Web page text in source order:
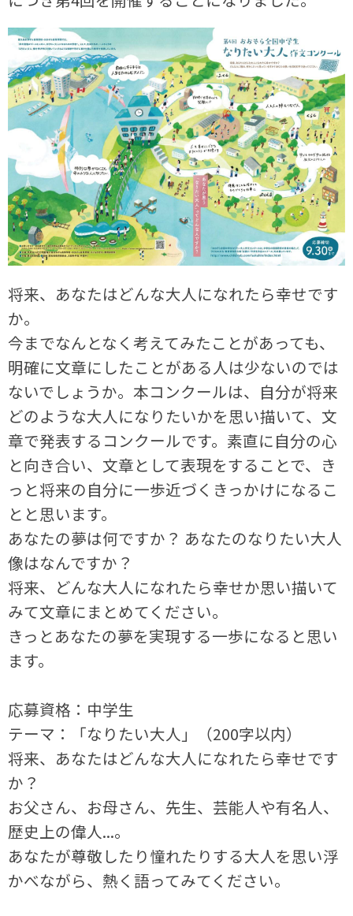
将来、あなたはどんな大人になれたら幸せです
か。
今までなんとなく考えてみたことがあっても、
明確に文章にしたことがある人は少ないのでは
ないでしょうか。本コンクールは、自分が将来
どのような大人になりたいかを思い描いて、文
章で発表するコンクールです。素直に自分の心
と向き合い、文章として表現をすることで、き
っと将来の自分に一歩近づくきっかけになるこ
とと思います。
あなたの夢は何ですか？ あなたのなりたい大人
像はなんですか？
将来、どんな大人になれたら幸せか思い描いて
みて文章にまとめてください。
きっとあなたの夢を実現する一歩になると思い
ます。
応募資格：中学生
テーマ：「なりたい大人」（200字以内）
将来、あなたはどんな大人になれたら幸せです
か？
お父さん、お母さん、先生、芸能人や有名人、
歴史上の偉人...。
あなたが尊敬したり憧れたりする大人を思い浮
かべながら、熱く語ってみてください。